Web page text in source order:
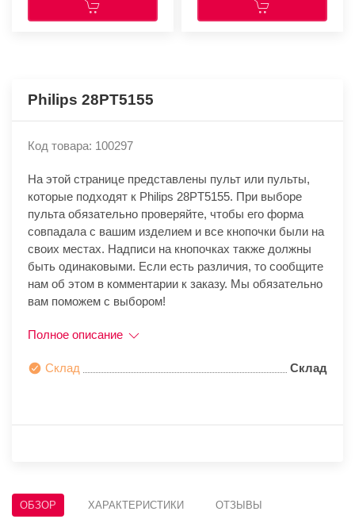
Philips 28PT5155
Код товара: 100297
На этой странице представлены пульт или пульты,
которые подходят к Philips 28PT5155. При выборе
пульта обязательно проверяйте, чтобы его форма
совпадала с вашим изделием и все кнопочки были на
своих местах. Надписи на кнопочках также должны
быть одинаковыми. Если есть различия, то сообщите
нам об этом в комментарии к заказу. Мы обязательно
вам поможем с выбором!
Полное описание
Склад Склад
ОБЗОР ХАРАКТЕРИСТИКИ ОТЗЫВЫ